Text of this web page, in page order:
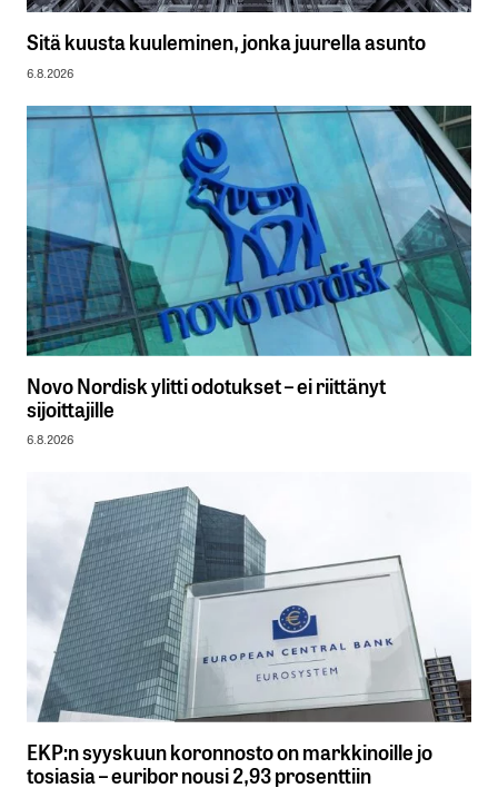
Sitä kuusta kuuleminen, jonka juurella asunto
6.8.2026
Novo Nordisk ylitti odotukset – ei riittänyt
sijoittajille
6.8.2026
EKP:n syyskuun koronnosto on markkinoille jo
tosiasia – euribor nousi 2,93 prosenttiin